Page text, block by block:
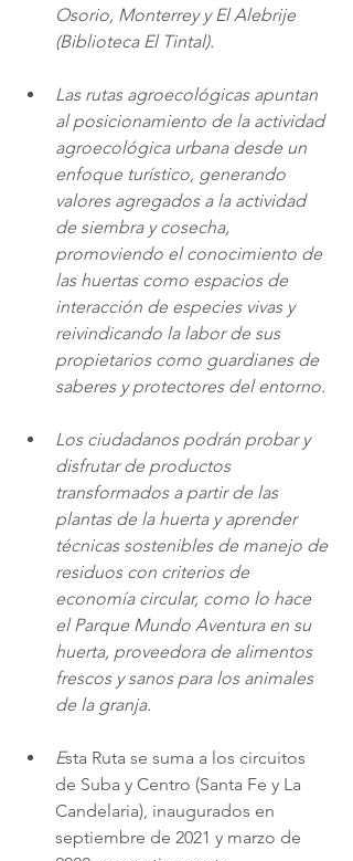
Osorio, Monterrey y El Alebrije
(Biblioteca El Tintal).
Las rutas agroecológicas apuntan
al posicionamiento de la actividad
agroecológica urbana desde un
enfoque turístico, generando
valores agregados a la actividad
de siembra y cosecha,
promoviendo el conocimiento de
las huertas como espacios de
interacción de especies vivas y
reivindicando la labor de sus
propietarios como guardianes de
saberes y protectores del entorno.
Los ciudadanos podrán probar y
disfrutar de productos
transformados a partir de las
plantas de la huerta y aprender
técnicas sostenibles de manejo de
residuos con criterios de
economía circular, como lo hace
el Parque Mundo Aventura en su
huerta, proveedora de alimentos
frescos y sanos para los animales
de la granja.
Esta Ruta se suma a los circuitos
de Suba y Centro (Santa Fe y La
Candelaria), inaugurados en
septiembre de 2021 y marzo de